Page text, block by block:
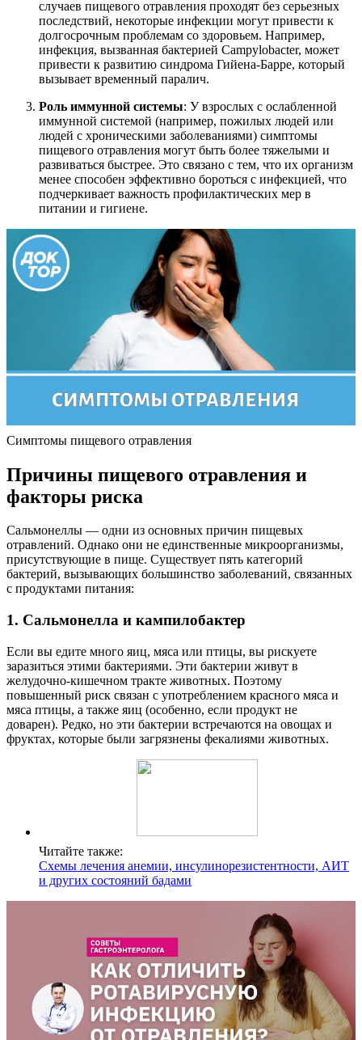
случаев пищевого отравления проходят без серьезных
последствий, некоторые инфекции могут привести к
долгосрочным проблемам со здоровьем. Например,
инфекция, вызванная бактерией Campylobacter, может
привести к развитию синдрома Гийена-Барре, который
вызывает временный паралич.
Роль иммунной системы: У взрослых с ослабленной
иммунной системой (например, пожилых людей или
людей с хроническими заболеваниями) симптомы
пищевого отравления могут быть более тяжелыми и
развиваться быстрее. Это связано с тем, что их организм
менее способен эффективно бороться с инфекцией, что
подчеркивает важность профилактических мер в
питании и гигиене.
Симптомы пищевого отравления
Причины пищевого отравления и
факторы риска
Сальмонеллы — одни из основных причин пищевых
отравлений. Однако они не единственные микроорганизмы,
присутствующие в пище. Существует пять категорий
бактерий, вызывающих большинство заболеваний, связанных
с продуктами питания:
1. Сальмонелла и кампилобактер
Если вы едите много яиц, мяса или птицы, вы рискуете
заразиться этими бактериями. Эти бактерии живут в
желудочно-кишечном тракте животных. Поэтому
повышенный риск связан с употреблением красного мяса и
мяса птицы, а также яиц (особенно, если продукт не
доварен). Редко, но эти бактерии встречаются на овощах и
фруктах, которые были загрязнены фекалиями животных.
Читайте также:
Схемы лечения анемии, инсулинорезистентности, АИТ
и других состояний бадами